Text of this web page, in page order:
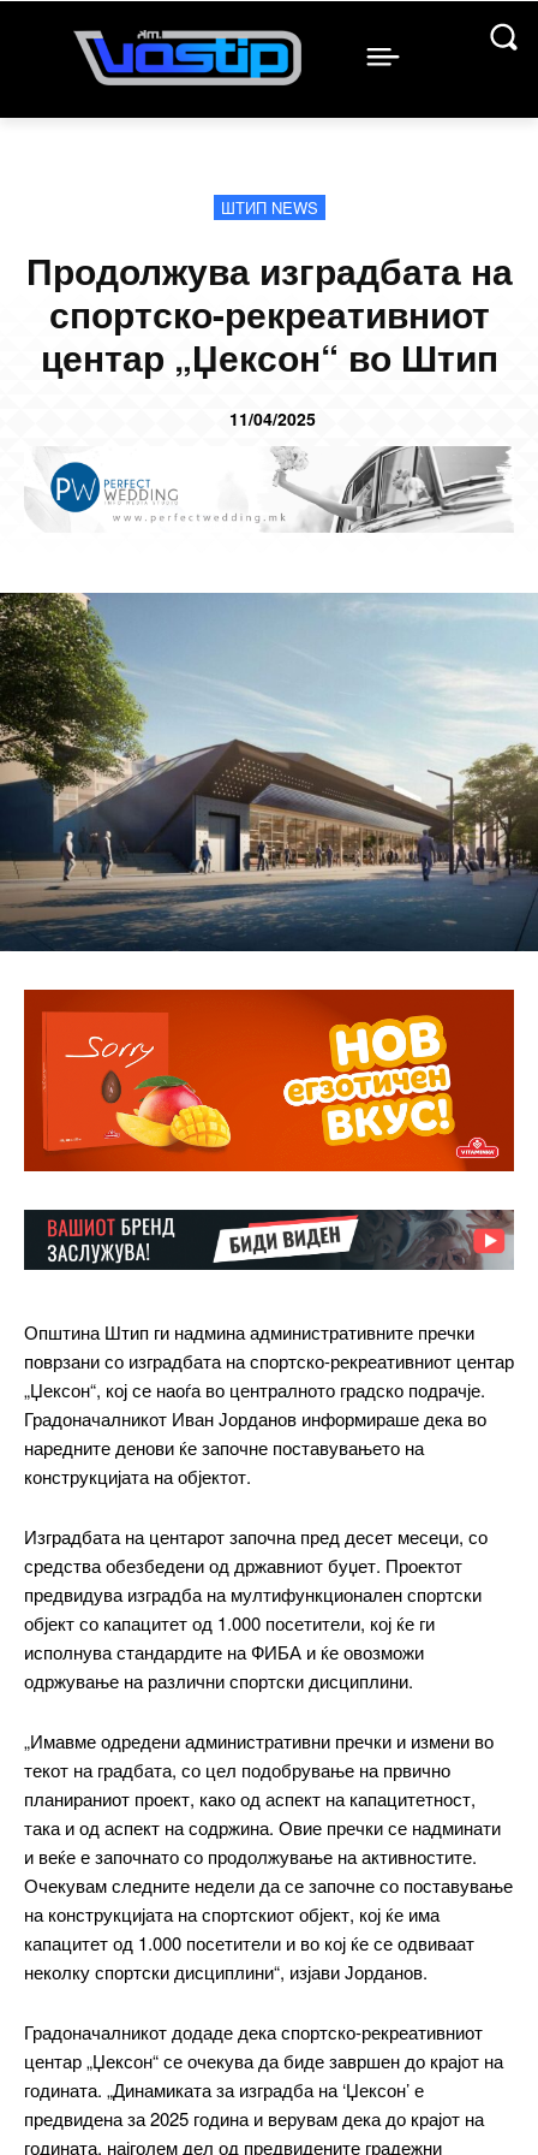
━ pricing plans
Free
бесплатно
ШТИП NEWS
Продолжува изградбата на
спортско-рекреативниот
центар „Џексон“ во Штип
11/04/2025
Општина Штип ги надмина административните пречки
поврзани со изградбата на спортско-рекреативниот центар
„Џексон“, кој се наоѓа во централното градско подрачје.
Градоначалникот Иван Јорданов информираше дека во
наредните денови ќе започне поставувањето на
конструкцијата на објектот.
Изградбата на центарот започна пред десет месеци, со
средства обезбедени од државниот буџет. Проектот
предвидува изградба на мултифункционален спортски
објект со капацитет од 1.000 посетители, кој ќе ги
исполнува стандардите на ФИБА и ќе овозможи
одржување на различни спортски дисциплини.
„Имавме одредени административни пречки и измени во
текот на градбата, со цел подобрување на првично
планираниот проект, како од аспект на капацитетност,
така и од аспект на содржина. Овие пречки се надминати
и веќе е започнато со продолжување на активностите.
Очекувам следните недели да се започне со поставување
на конструкцијата на спортскиот објект, кој ќе има
капацитет од 1.000 посетители и во кој ќе се одвиваат
неколку спортски дисциплини“, изјави Јорданов.
Градоначалникот додаде дека спортско-рекреативниот
центар „Џексон“ се очекува да биде завршен до крајот на
годината. „Динамиката за изградба на ‘Џексон’ е
предвидена за 2025 година и верувам дека до крајот на
годината, најголем дел од предвидените градежни